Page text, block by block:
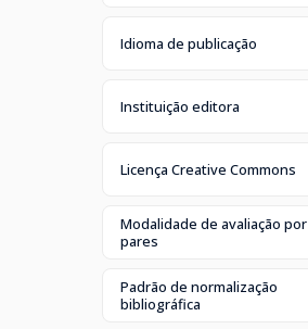
Idioma de publicação
Instituição editora
Licença Creative Commons
Modalidade de avaliação por
pares
Padrão de normalização
bibliográfica